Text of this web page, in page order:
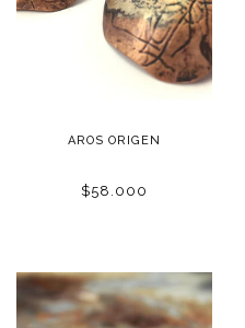
AROS ORIGEN
$58.000